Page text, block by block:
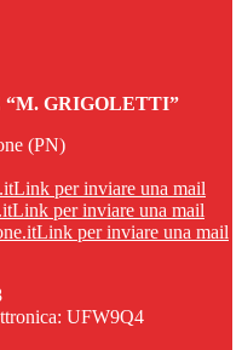
GRIGOLETTI”
(PN)
Link per inviare una mail
Link per inviare una mail
Link per inviare una mail
UFW9Q4